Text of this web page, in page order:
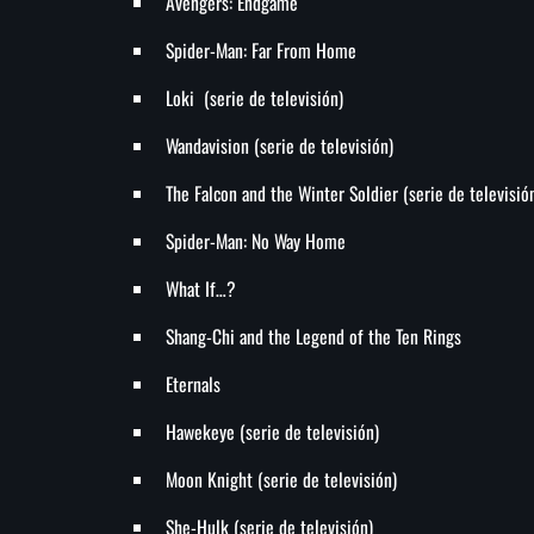
Spider-Man: Far From Home
Loki (serie de televisión)
Wandavision (serie de televisión)
The Falcon and the Winter Soldier (serie de
Spider-Man: No Way Home
What If…?
Shang-Chi and the Legend of the Ten Rings
Eternals
Hawekeye (serie de televisión)
Moon Knight (serie de televisión)
She-Hulk (serie de televisión)